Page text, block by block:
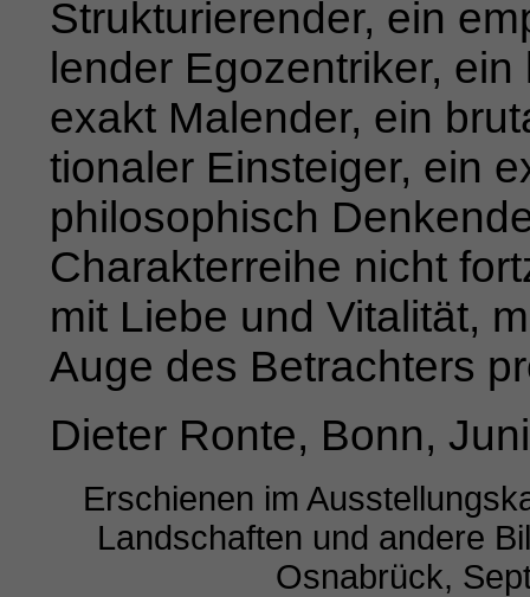
Strukturierender, ein
lender Egozentriker,
exakt Malender, ein
tionaler Einsteiger, ein
philosophisch
Charakterreihe nicht
mit Liebe und Vitalität,
Auge des Betrachters
Dieter Ronte, Bonn,
Erschienen im
Landschaften und andere
Osnabrück,